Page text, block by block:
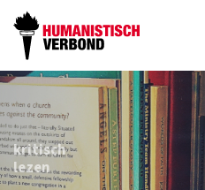
kritisch
lezen